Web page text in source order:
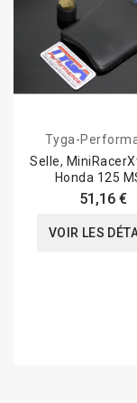
Tyga-
Selle,
Honda 125
51,16 €
VOIR LES